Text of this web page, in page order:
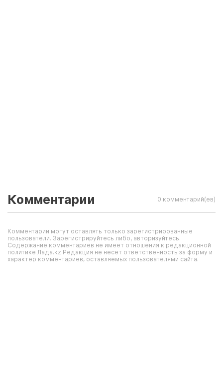
Комментарии 0 комментарий(ев)
Комментарии могут оставлять только зарегистрированные
пользователи. Зарегистрируйтесь либо, авторизуйтесь.
Содержание комментариев не имеет отношения к редакционной
политике Лада.kz.Редакция не несет ответственность за форму и
характер комментариев, оставляемых пользователями сайта.